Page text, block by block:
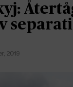
2019